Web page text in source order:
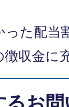
った配当
収金に